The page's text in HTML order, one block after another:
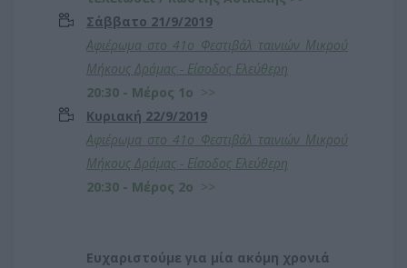
Σάββατο 21/9/2019
Αφιέρωμα στο 41ο Φεστιβάλ ταινιών Μικρού
Μήκους Δράμας - Είσοδος Ελεύθερη
20:30 - Μέρος 1ο >>
Κυριακή 22/9/2019
Αφιέρωμα στο 41ο Φεστιβάλ ταινιών Μικρού
Μήκους Δράμας - Είσοδος Ελεύθερη
20:30 - Μέρος 2ο >>
Ευχαριστούμε για μία ακόμη χρονιά